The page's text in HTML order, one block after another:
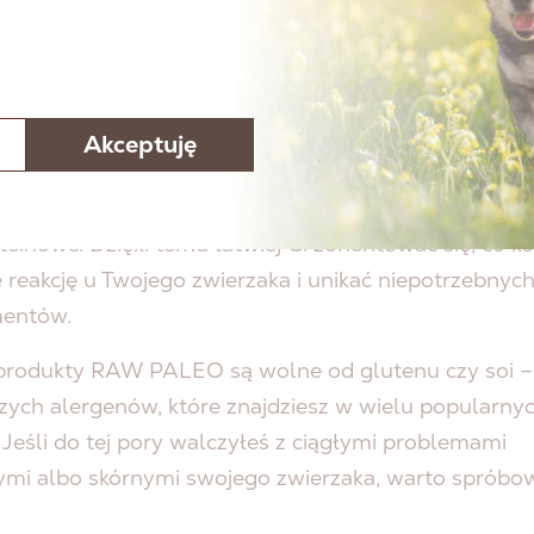
sukcesu diety RAW PALEO tkwi właśnie w jej
kot ma alergię, ważne jest, by ograniczyć do
które mogą go uczulać. Karmy RAW PALEO bazują
mięsa (np. wołowiny czy indyku) – czyli są
Dzięki temu łatwiej Ci zorientować się, co
reakcję u Twojego zwierzaka i unikać niepotrzebnych
RAW PALEO są wolne od glutenu czy soi –
alergenów, które znajdziesz w wielu
do tej pory walczyłeś z ciągłymi problemami
albo skórnymi swojego zwierzaka, warto
Akceptuję